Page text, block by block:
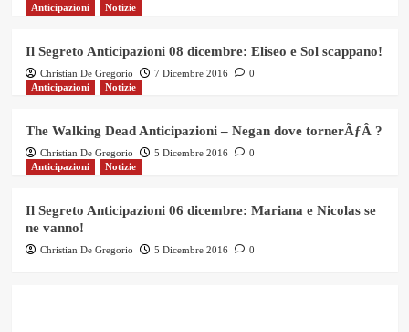
Anticipazioni
Notizie
Il Segreto Anticipazioni 08 dicembre: Eliseo e Sol scappano!
Christian De Gregorio 7 Dicembre 2016
0
Anticipazioni
Notizie
The Walking Dead Anticipazioni – Negan dove tornerÃƒÂ ?
Christian De Gregorio 5 Dicembre 2016
0
Anticipazioni
Notizie
Il Segreto Anticipazioni 06 dicembre: Mariana e Nicolas se
ne vanno!
Christian De Gregorio 5 Dicembre 2016 0